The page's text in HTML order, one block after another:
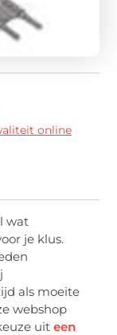
online
wat
je klus.
als moeite
webshop
uiteen